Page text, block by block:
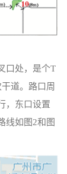
口处，是个T
道。路口周
，东口设置
线如图2和图